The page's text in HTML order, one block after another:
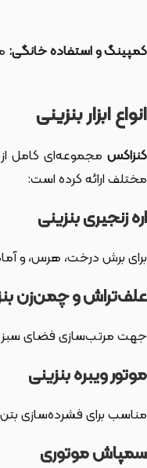
کمپینگ و استفاده خانگی:
انواع ابزار بنزینی
کنزاکس مجموعه‌ای کامل از
مختلف ارائه کرده است:
اره زنجیری بنزینی
برای برش درخت، هرس، و
علف‌تراش و چمن‌زن
جهت مرتب‌سازی فضای سبز
موتور ویبره بنزینی
مناسب برای فشرده‌سازی بتن
سمپاش موتوری